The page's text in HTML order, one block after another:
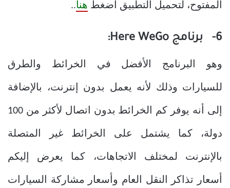
المفتوح، لتحميل التطبيق اضغط هنا..
6- برنامج Here WeGo:
وهو البرنامج الأفضل في الخرائط والطرق
للسيارات وذلك لأنه يعمل بدون إنترنت، بالإضافة
إلى أنه يوفر كم الخرائط بدون اتصال لأكثر من 100
دولة، كما يشتمل على الخرائط غير المتصلة
بالإنترنت لمختلف الاتجاهات، كما يعرض إليكم
أسعار تذاكر النقل العام وأسعار مشاركة السيارات